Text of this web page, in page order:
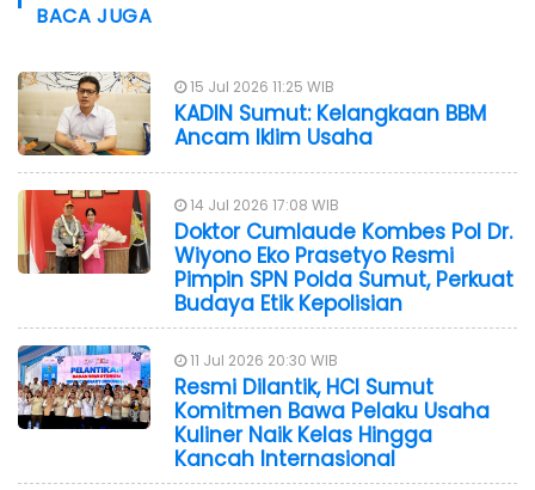
BACA JUGA
15 Jul 2026 11:25 WIB
KADIN Sumut: Kelangkaan BBM
Ancam Iklim Usaha
14 Jul 2026 17:08 WIB
Doktor Cumlaude Kombes Pol Dr.
Wiyono Eko Prasetyo Resmi
Pimpin SPN Polda Sumut, Perkuat
Budaya Etik Kepolisian
11 Jul 2026 20:30 WIB
Resmi Dilantik, HCI Sumut
Komitmen Bawa Pelaku Usaha
Kuliner Naik Kelas Hingga
Kancah Internasional